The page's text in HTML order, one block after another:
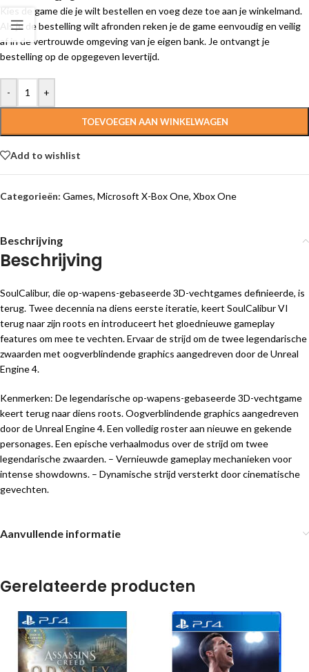
Kies de game die je wilt bestellen en voeg deze toe aan je winkelmand.
Als je de bestelling wilt afronden reken je de game eenvoudig en veilig
af in de vertrouwde omgeving van je eigen bank. Je ontvangt je
bestelling op de opgegeven levertijd.
- +
TOEVOEGEN AAN WINKELWAGEN
Add to wishlist
Categorieën: Games, Microsoft X-Box One, Xbox One
Beschrijving
Beschrijving
SoulCalibur, die op-wapens-gebaseerde 3D-vechtgames definieerde, is
terug. Twee decennia na diens eerste iteratie, keert SoulCalibur VI
terug naar zijn roots en introduceert het gloednieuwe gameplay
features om mee te vechten. Ervaar de strijd om de twee legendarische
zwaarden met oogverblindende graphics aangedreven door de Unreal
Engine 4.
Kenmerken: De legendarische op-wapens-gebaseerde 3D-vechtgame
keert terug naar diens roots. Oogverblindende graphics aangedreven
door de Unreal Engine 4. Een volledig roster aan nieuwe en gekende
personages. Een epische verhaalmodus over de strijd om twee
legendarische zwaarden. – Vernieuwde gameplay mechanieken voor
intense showdowns. – Dynamische strijd versterkt door cinematische
gevechten.
Aanvullende informatie
Gerelateerde producten